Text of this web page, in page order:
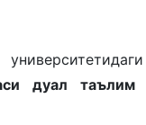
дуал таълим